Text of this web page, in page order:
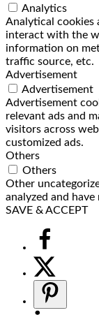
Analytics
Analytical cookies
interact with the
information on
traffic source, etc.
Advertisement
Advertisement
Advertisement
relevant ads and
visitors across
customized ads.
Others
Others
Other
analyzed and
SAVE & ACCEPT